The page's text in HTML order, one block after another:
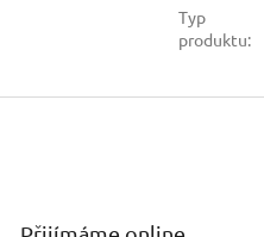
Typ
produktu: